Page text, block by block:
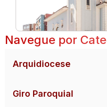
Navegue por
Arquidiocese
Giro Paroquial